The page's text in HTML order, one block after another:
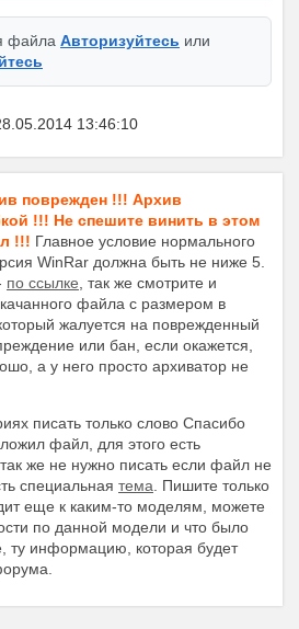
файла Авторизуйтесь или
13:46:10
поврежден !!! Архив
!!! Не спешите винить в этом
!!! Главное условие нормального
WinRar должна быть не ниже 5.
по ссылке , так же смотрите и
файла с размером в
жалуется на поврежденный
или бан, если окажется,
а у него просто архиватор не
писать только слово Спасибо
файл, для этого есть
же не нужно писать если файл не
специальная тема . Пишите только
еще к каким-то моделям, можете
по данной модели и что было
ту информацию, которая будет